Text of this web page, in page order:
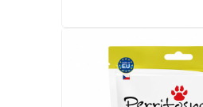
veselīgu gardumu ar ātru